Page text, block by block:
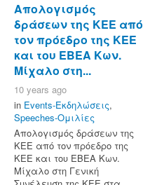
Απολογισμός
δράσεων της ΚΕΕ από
τον πρόεδρο της ΚΕΕ
και του ΕΒΕΑ Κων.
Μίχαλο στη...
10 years ago
in Events-Εκδηλώσεις,
Speeches-Ομιλίες
Απολογισμός δράσεων της
ΚΕΕ από τον πρόεδρο της
ΚΕΕ και του ΕΒΕΑ Κων.
Μίχαλο στη Γενική